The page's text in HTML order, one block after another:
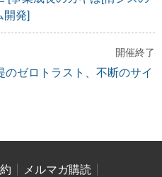
開発]
開催終了
のゼロトラスト、不断のサイ
メルマガ購読